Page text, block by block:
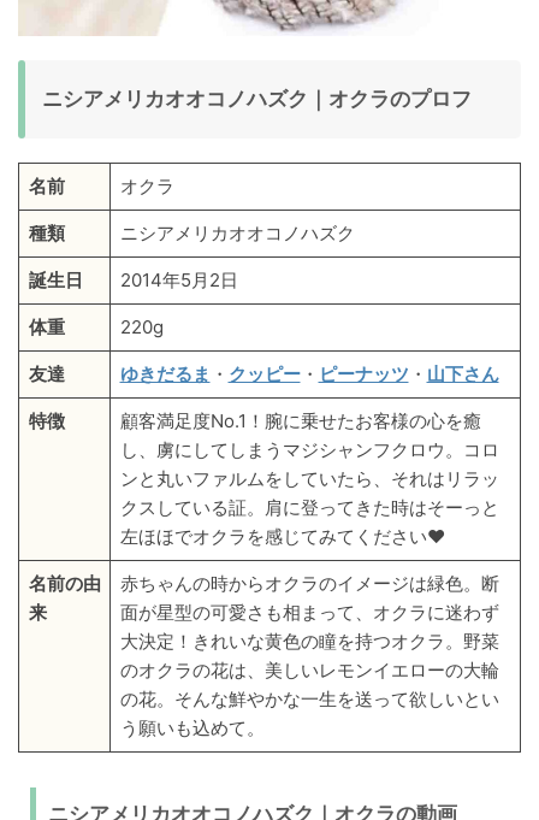
ニシアメリカオオコノハズク｜オクラのプロフ
名前 オクラ
種類 ニシアメリカオオコノハズク
誕生日 2014年5月2日
体重 220g
友達 ゆきだるま ・ クッピー・ ピーナッツ ・ 山下さん
特徴
顧客満足度No.1！腕に乗せたお客様の心を癒
し、虜にしてしまうマジシャンフクロウ。コロ
ンと丸いファルムをしていたら、それはリラッ
クスしている証。肩に登ってきた時はそーっと
左ほほでオクラを感じてみてください♥︎
名前の由
来
赤ちゃんの時からオクラのイメージは緑色。断
面が星型の可愛さも相まって、オクラに迷わず
大決定！きれいな黄色の瞳を持つオクラ。野菜
のオクラの花は、美しいレモンイエローの大輪
の花。そんな鮮やかな一生を送って欲しいとい
う願いも込めて。
ニシアメリカオオコノハズク｜オクラの動画